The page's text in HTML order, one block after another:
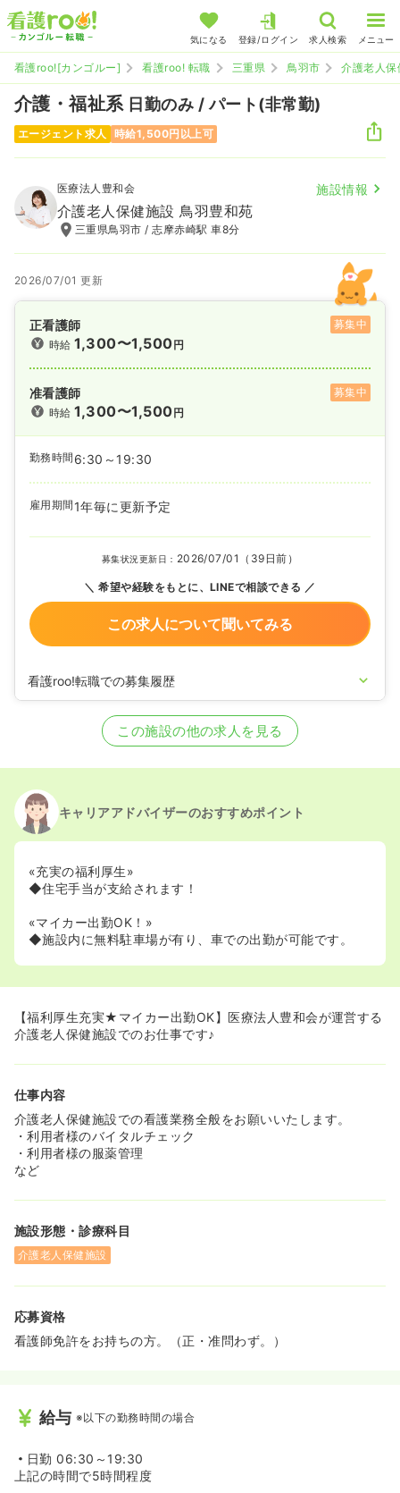
気になる 登録/ログイン 求人検索 メニュー
看護roo![カンゴルー] 看護roo! 転職 三重県 鳥羽市 介護老人
介護・福祉系 日勤のみ / パート(非常勤)
エージェント求人 時給1,500円以上可
医療法人豊和会 施設情報
介護老人保健施設 鳥羽豊和苑
三重県鳥羽市 / 志摩赤崎駅 車8分
2026/07/01 更新
正看護師
募集中
時給1,300〜1,500円
准看護師
募集中
時給1,300〜1,500円
勤務時間 6:30～19:30
雇用期間 1年毎に更新予定
募集状況更新日： 2026/07/01（39日前）
希望や経験をもとに、LINEで相談できる
この求人について聞いてみる
看護roo!転職での募集履歴
この施設の他の求人を見る
キャリアアドバイザーのおすすめポイント
«充実の福利厚生»
◆住宅手当が支給されます！
«マイカー出勤OK！»
◆施設内に無料駐車場が有り、車での出勤が可能です。
【福利厚生充実★マイカー出勤OK】医療法人豊和会が運営する
介護老人保健施設でのお仕事です♪
仕事内容
介護老人保健施設での看護業務全般をお願いいたします。
・利用者様のバイタルチェック
・利用者様の服薬管理
など
施設形態・診療科目
介護老人保健施設
応募資格
看護師免許をお持ちの方。（正・准問わず。）
給与 ※以下の勤務時間の場合
日勤 06:30～19:30
上記の時間で5時間程度